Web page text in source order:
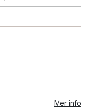
Mer info